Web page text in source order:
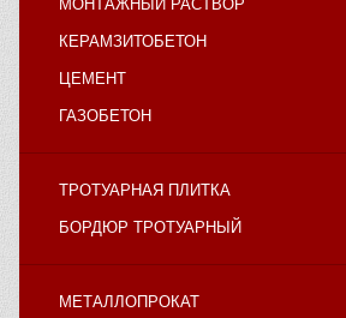
МОНТАЖНЫЙ РАСТВОР
КЕРАМЗИТОБЕТОН
ЦЕМЕНТ
ГАЗОБЕТОН
ТРОТУАРНАЯ ПЛИТКА
БОРДЮР ТРОТУАРНЫЙ
МЕТАЛЛОПРОКАТ